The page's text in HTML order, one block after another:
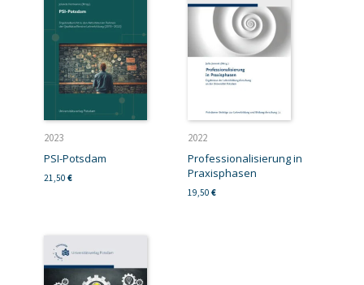
2023
PSI-Potsdam
21,50 €
2022
Professionalisierung in
Praxisphasen
19,50 €